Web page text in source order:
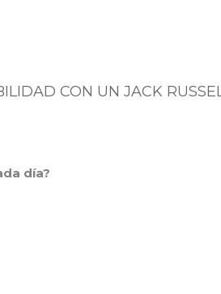
CON UN JACK
día?